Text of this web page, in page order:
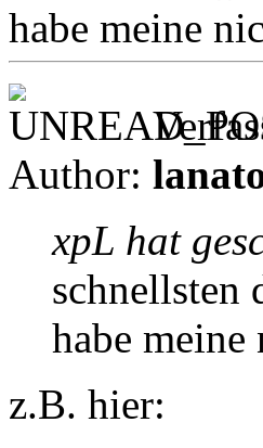
habe meine
Author:
xpL hat
schnellsten
habe
z.B. hier: